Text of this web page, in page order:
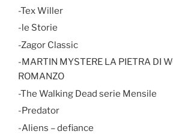
-Tex Willer
-le Storie
-Zagor Classic
-MARTIN MYSTERE LA PIETRA DI
ROMANZO
-The Walking Dead serie Mensile
-Predator
-Aliens – defiance